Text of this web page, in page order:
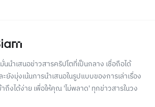
นนำเสนอข่าวสารคริปโตที่เป็นกลาง เชื่อถือได้
ยังมุ่งเน้นการนำเสนอในรูปแบบของการเล่าเรื่อง
าถึงได้ง่าย เพื่อให้คุณ 'ไม่พลาด' ทุกข่าวสารในวง